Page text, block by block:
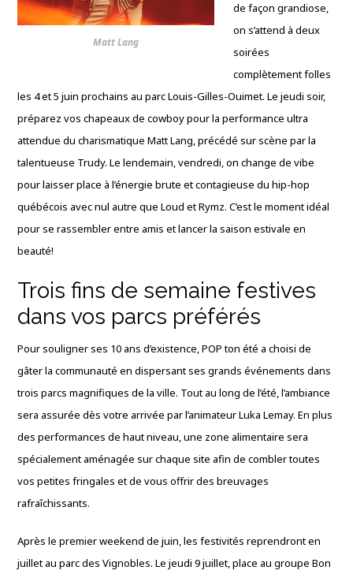
Matt Lang
de façon grandiose,
on s’attend à deux
soirées
complètement folles
les 4 et 5 juin prochains au parc Louis-Gilles-Ouimet. Le jeudi soir,
préparez vos chapeaux de cowboy pour la performance ultra
attendue du charismatique Matt Lang, précédé sur scène par la
talentueuse Trudy. Le lendemain, vendredi, on change de vibe
pour laisser place à l’énergie brute et contagieuse du hip-hop
québécois avec nul autre que Loud et Rymz. C’est le moment idéal
pour se rassembler entre amis et lancer la saison estivale en
beauté!
Trois fins de semaine festives
dans vos parcs préférés
Pour souligner ses 10 ans d’existence, POP ton été a choisi de
gâter la communauté en dispersant ses grands événements dans
trois parcs magnifiques de la ville. Tout au long de l’été, l’ambiance
sera assurée dès votre arrivée par l’animateur Luka Lemay. En plus
des performances de haut niveau, une zone alimentaire sera
spécialement aménagée sur chaque site afin de combler toutes
vos petites fringales et de vous offrir des breuvages
rafraîchissants.
Après le premier weekend de juin, les festivités reprendront en
juillet au parc des Vignobles. Le jeudi 9 juillet, place au groupe Bon